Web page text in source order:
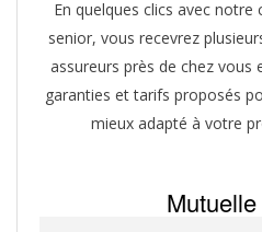
En quelques clics avec
senior, vous recevrez
assureurs près de chez vous
garanties et tarifs proposés
mieux adapté à votre